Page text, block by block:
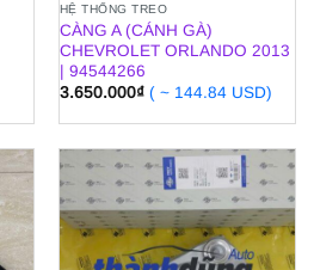
HỆ THỐNG TREO
CÀNG A (CÁNH GÀ)
CHEVROLET ORLANDO 2013
| 94544266
3.650.000₫ ( ~ 144.84 USD)